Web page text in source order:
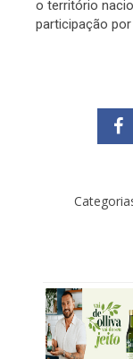
o território
participação por